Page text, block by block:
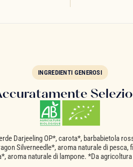
INGREDIENTI GENEROSI
Darjeeling OP*, carota*, barbabietola
Silverneedle*, aroma naturale di pesca,
aroma naturale di lampone. *Da